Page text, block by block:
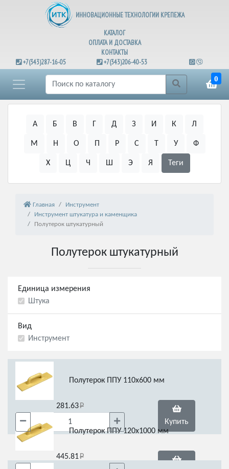
ИННОВАЦИОННЫЕ ТЕХНОЛОГИИ КРЕПЕЖА
КАТАЛОГ
ОПЛАТА И ДОСТАВКА
КОНТАКТЫ
+7(343)287-16-05
+7(343)206-40-53
0
А Б В Г Д З И К Л
М Н О П Р С Т У Ф
Х Ц Ч Ш Э Я Теги
Главная
Инструмент
Инструмент штукатура и каменщика
Полутерок штукатурный
Полутерок штукатурный
Единица измерения
Штука
Вид
Инструмент
Полутерок ППУ 110х600 мм
281.63
Купить
Полутерок ППУ 120х1000 мм
445.81